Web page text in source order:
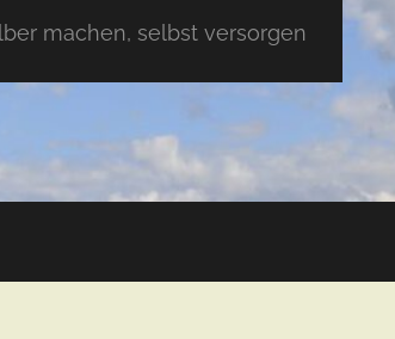
machen, selbst versorgen